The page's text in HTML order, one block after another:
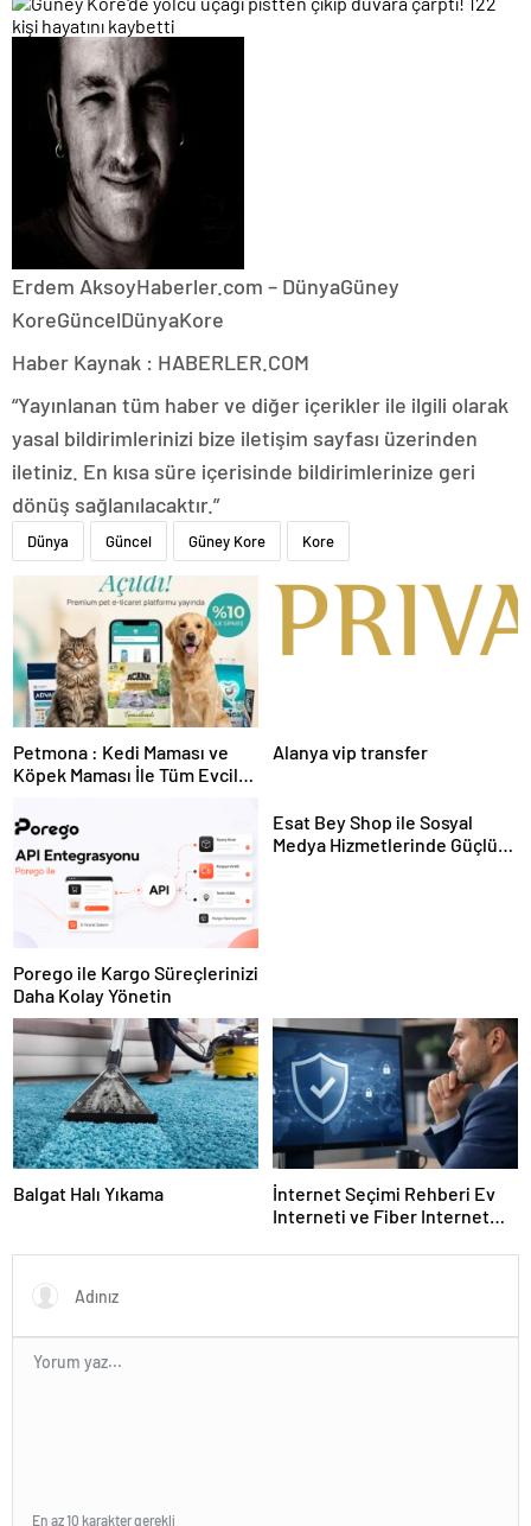
Erdem AksoyHaberler.com – DünyaGüney
KoreGüncelDünyaKore
Haber Kaynak : HABERLER.COM
“Yayınlanan tüm haber ve diğer içerikler ile ilgili olarak
yasal bildirimlerinizi bize iletişim sayfası üzerinden
iletiniz. En kısa süre içerisinde bildirimlerinize geri
dönüş sağlanılacaktır.”
Dünya Güncel Güney Kore Kore
Petmona : Kedi Maması ve
Köpek Maması İle Tüm Evcil
Alanya vip transfer
Porego ile Kargo Süreçlerinizi
Daha Kolay Yönetin
Esat Bey Shop ile Sosyal
Medya Hizmetlerinde Güçlü
Balgat Halı Yıkama
İnternet Seçimi Rehberi Ev
Interneti ve Fiber Internet
En az 10 karakter gerekli